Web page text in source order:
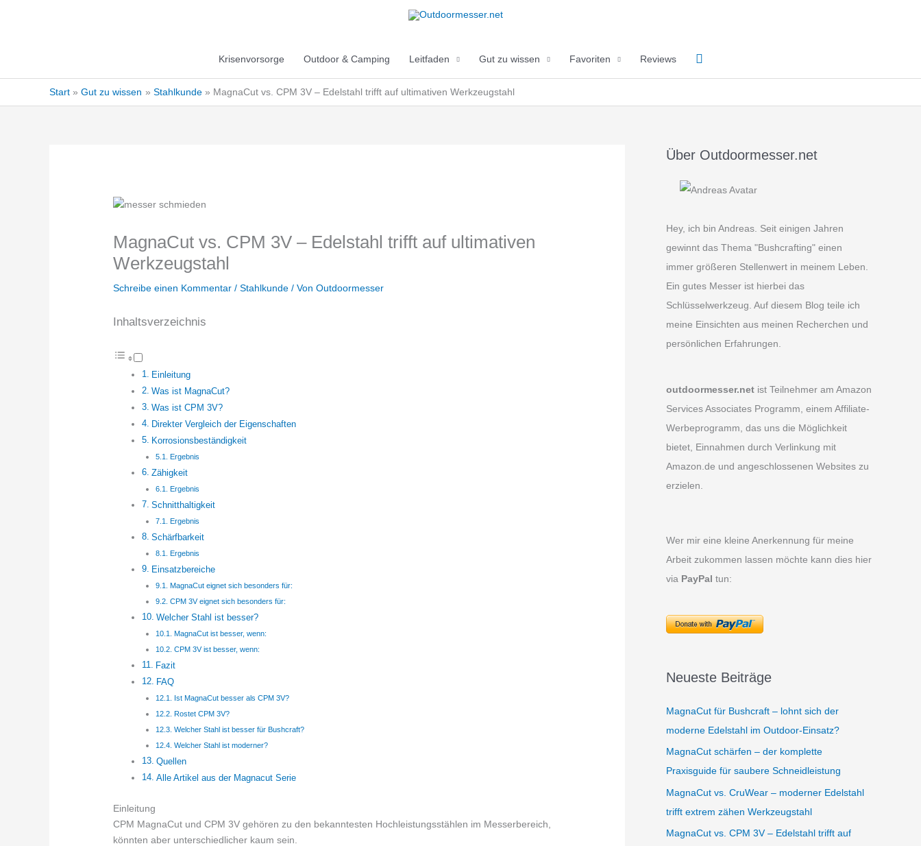
Krisenvorsorge Outdoor & Camping Leitfaden Gut zu wissen Favoriten Reviews Suchen
Start Gut zu wissen Stahlkunde MagnaCut vs. CPM 3V – Edelstahl trifft auf ultimativen Werkzeugstahl
MagnaCut vs. CPM 3V – Edelstahl trifft auf ultimativen
Werkzeugstahl
Schreibe einen Kommentar /Stahlkunde / VonOutdoormesser
Inhaltsverzeichnis
Einleitung
Was ist MagnaCut?
Was ist CPM 3V?
Direkter Vergleich der Eigenschaften
Korrosionsbeständigkeit
Ergebnis
Zähigkeit
Ergebnis
Schnitthaltigkeit
Ergebnis
Schärfbarkeit
Ergebnis
Einsatzbereiche
MagnaCut eignet sich besonders für:
CPM 3V eignet sich besonders für:
Welcher Stahl ist besser?
MagnaCut ist besser, wenn:
CPM 3V ist besser, wenn:
Fazit
FAQ
Ist MagnaCut besser als CPM 3V?
Rostet CPM 3V?
Welcher Stahl ist besser für Bushcraft?
Welcher Stahl ist moderner?
Quellen
Alle Artikel aus der Magnacut Serie
Einleitung
CPM MagnaCut und CPM 3V gehören zu den bekanntesten Hochleistungsstählen im Messerbereich,
könnten aber unterschiedlicher kaum sein.
Über Outdoormesser.net
Hey, ich bin Andreas. Seit einigen Jahren
gewinnt das Thema "Bushcrafting" einen
immer größeren Stellenwert in meinem Leben.
Ein gutes Messer ist hierbei das
Schlüsselwerkzeug. Auf diesem Blog teile ich
meine Einsichten aus meinen Recherchen und
persönlichen Erfahrungen.
outdoormesser.net ist Teilnehmer am Amazon
Services Associates Programm, einem Affiliate-
Werbeprogramm, das uns die Möglichkeit
bietet, Einnahmen durch Verlinkung mit
Amazon.de und angeschlossenen Websites zu
erzielen.
Wer mir eine kleine Anerkennung für meine
Arbeit zukommen lassen möchte kann dies hier
via PayPal tun:
Neueste Beiträge
MagnaCut für Bushcraft – lohnt sich der
moderne Edelstahl im Outdoor-Einsatz?
MagnaCut schärfen – der komplette
Praxisguide für saubere Schneidleistung
MagnaCut vs. CruWear – moderner Edelstahl
trifft extrem zähen Werkzeugstahl
MagnaCut vs. CPM 3V – Edelstahl trifft auf